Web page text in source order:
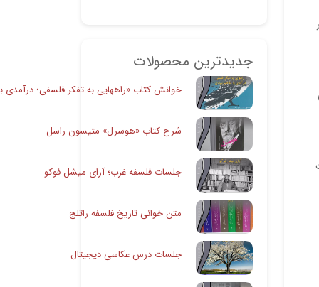
جدیدترین محصولات
خوانش کتاب «راههایی به تفکر فلسفی؛ درآمدی
شرح کتاب «هوسرل» متیسون راسل
جلسات فلسفه غرب؛ آرای میشل فوکو
متن خوانی تاریخ فلسفه راتلج
جلسات درس عکاسی دیجیتال